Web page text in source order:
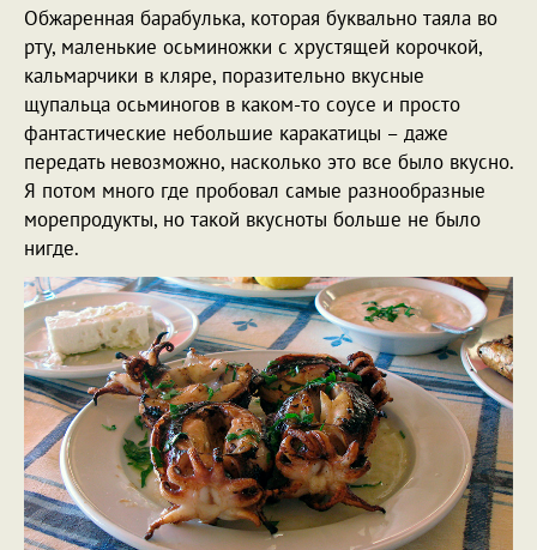
Обжаренная барабулька, которая буквально таяла во
рту, маленькие осьминожки с хрустящей корочкой,
кальмарчики в кляре, поразительно вкусные
щупальца осьминогов в каком-то соусе и просто
фантастические небольшие каракатицы – даже
передать невозможно, насколько это все было вкусно.
Я потом много где пробовал самые разнообразные
морепродукты, но такой вкусноты больше не было
нигде.